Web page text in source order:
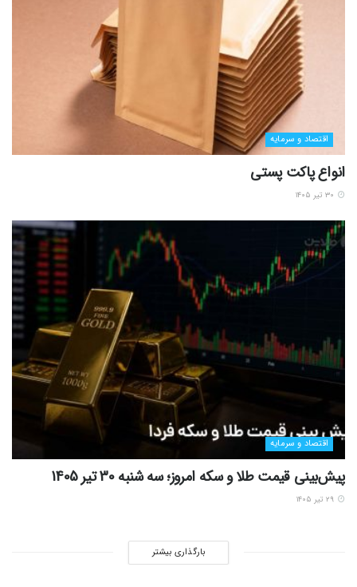
اقتصاد و سرمایه
انواع پاکت پستی
اقتصاد و سرمایه
پیش‌بینی قیمت طلا و سکه امروز؛ سه شنبه 30 تیر 1405
بارگذاری بیشتر